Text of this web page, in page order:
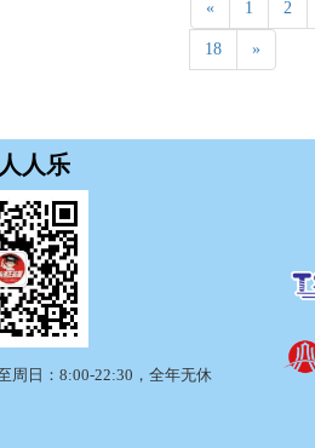
« 1 2
18 »
人乐
周日：8:00-22:30，全年无休